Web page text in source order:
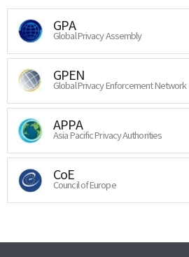
GPA
Global Privacy Assembly
GPEN
Global Privacy Enforcement Network
APPA
Asia Pacific Privacy Authorities
CoE
Council of Europe